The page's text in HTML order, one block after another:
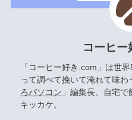
コーヒ
「コーヒー好き.com」は世
って調べて挽いて淹れて味わ
ろパソコン 」編集長。自宅
キッカケ。